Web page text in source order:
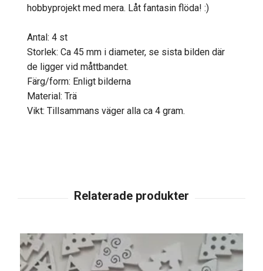
hobbyprojekt med mera. Låt fantasin flöda! :)
Antal: 4 st
Storlek: Ca 45 mm i diameter, se sista bilden där
de ligger vid måttbandet.
Färg/form: Enligt bilderna
Material: Trä
Vikt: Tillsammans väger alla ca 4 gram.